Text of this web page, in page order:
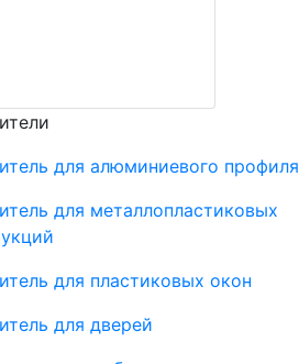
для алюминиевого профиля
для металлопластиковых
для пластиковых окон
для дверей